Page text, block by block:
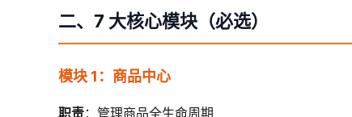
二、7 大核心模块（必选）
模块 1：商品中心
职责：管理商品全生命周期